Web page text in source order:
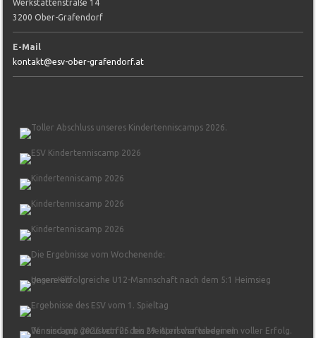
Werkstättenstraße 14
3200 Ober-Grafendorf
E-Mail
kontakt@esv-ober-grafendorf.at